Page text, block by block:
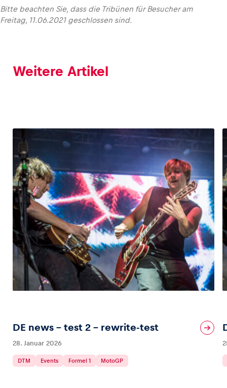
Bitte beachten Sie, dass die Tribünen für Besucher am
Freitag, 11.06.2021 geschlossen sind.
Weitere Artikel
DE news – test 2 – rewrite-test
28. Januar 2026
DTM Events Formel 1 MotoGP